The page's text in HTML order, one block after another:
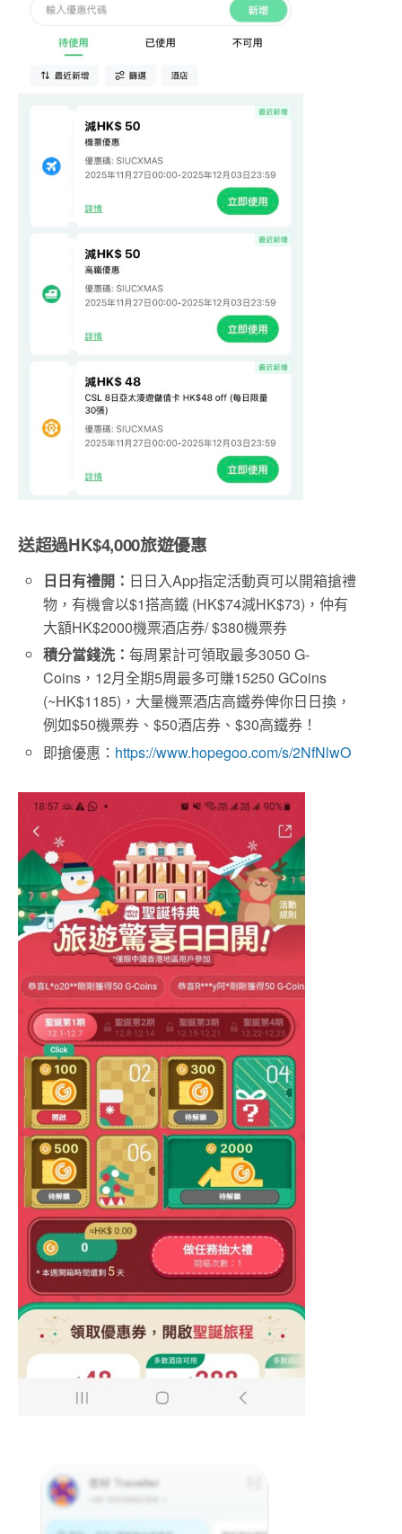
送超過HK$4,000旅遊優惠
日日有禮開： 日日入App指定活動頁可以開箱搶禮
物，有機會以$1搭高鐵 (HK$74減HK$73)，仲有
大額HK$2000機票酒店券/ $380機票券
積分當錢洗：每周累計可領取最多3050 G-
Coins，12月全期5周最多可賺15250 GCoins
(~HK$1185)，大量機票酒店高鐵券俾你日日換，
例如$50機票券、$50酒店券、$30高鐵券！
即搶優惠： https://www.hopegoo.com/s/2NfNlwO